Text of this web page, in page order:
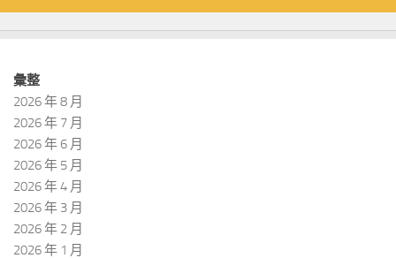
彙整
2026 年 8 月
2026 年 7 月
2026 年 6 月
2026 年 5 月
2026 年 4 月
2026 年 3 月
2026 年 2 月
2026 年 1 月